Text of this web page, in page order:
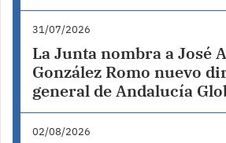
31/07/2026
La Junta nombra a José
González Romo nuevo
general de Andalucía
02/08/2026